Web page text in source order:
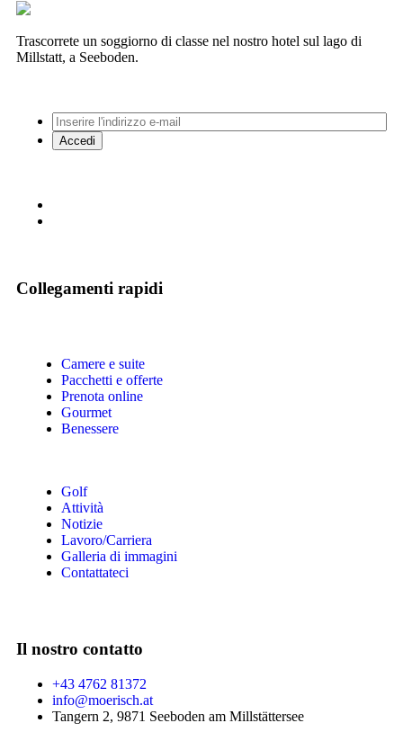
Trascorrete un soggiorno di classe nel nostro hotel sul lago di
Millstatt, a Seeboden.
Collegamenti rapidi
Camere e suite
Pacchetti e offerte
Prenota online
Gourmet
Benessere
Golf
Attività
Notizie
Lavoro/Carriera
Galleria di immagini
Contattateci
Il nostro contatto
+43 4762 81372
info@moerisch.at
Tangern 2, 9871 Seeboden am Millstättersee